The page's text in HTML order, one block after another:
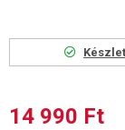
14 990 Ft